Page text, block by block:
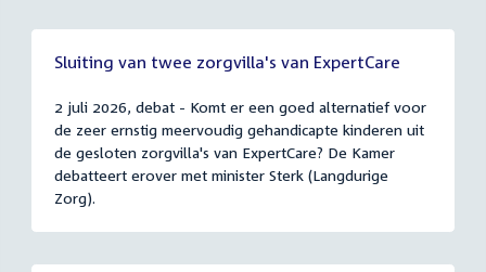
Sluiting van twee zorgvilla's van ExpertCare
2 juli 2026, debat - Komt er een goed alternatief voor
de zeer ernstig meervoudig gehandicapte kinderen uit
de gesloten zorgvilla's van ExpertCare? De Kamer
debatteert erover met minister Sterk (Langdurige
Zorg).